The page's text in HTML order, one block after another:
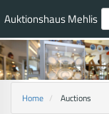
Auktionshaus Mehlis
Home Auctions